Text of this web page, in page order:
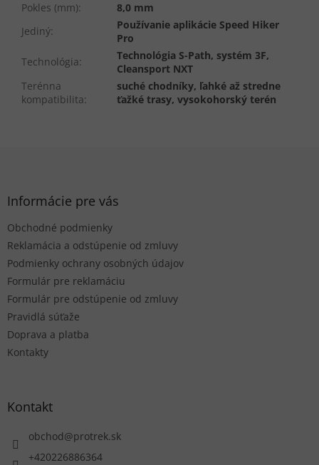
Pokles (mm):
8,0 mm
Jediný:
Používanie aplikácie Speed Hiker
Pro
Technológia:
Technológia S-Path, systém 3F,
Cleansport NXT
Terénna
kompatibilita:
suché chodníky, ľahké až stredne
ťažké trasy, vysokohorský terén
Informácie pre vás
Obchodné podmienky
Reklamácia a odstúpenie od zmluvy
Podmienky ochrany osobných údajov
Formulár pre reklamáciu
Formulár pre odstúpenie od zmluvy
Pravidlá súťaže
Doprava a platba
Kontakty
Kontakt
obchod@protrek.sk
+420226886364